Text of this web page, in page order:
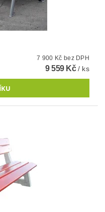
7 900 Kč bez DPH
9 559 Kč/ ks